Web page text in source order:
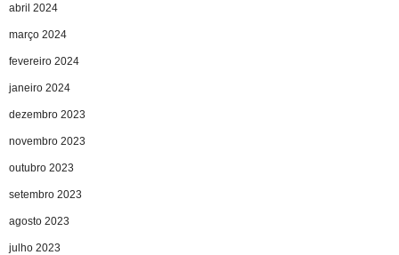
abril 2024
março 2024
fevereiro 2024
janeiro 2024
dezembro 2023
novembro 2023
outubro 2023
setembro 2023
agosto 2023
julho 2023